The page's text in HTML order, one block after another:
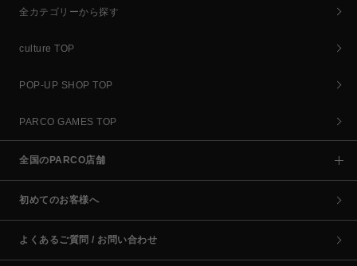
全カテゴリーから探す
culture TOP
POP-UP SHOP TOP
PARCO GAMES TOP
全国のPARCO店舗
初めてのお客様へ
よくあるご質問 / お問い合わせ